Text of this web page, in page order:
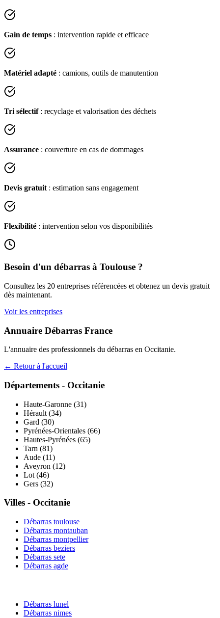
Gain de temps : intervention rapide et efficace
Matériel adapté : camions, outils de manutention
Tri sélectif: recyclage et valorisation des déchets
Assurance : couverture en cas de dommages
Devis gratuit : estimation sans engagement
Flexibilité : intervention selon vos disponibilités
Besoin d'un débarras à Toulouse ?
Consultez les 20 entreprises référencées et obtenez un devis gratuit
dès maintenant.
Voir les entreprises
Annuaire Débarras France
L'annuaire des professionnels du débarras en Occitanie.
← Retour à l'accueil
Départements - Occitanie
Haute-Garonne (31)
Hérault (34)
Gard (30)
Pyrénées-Orientales (66)
Hautes-Pyrénées (65)
Tarn (81)
Aude (11)
Aveyron (12)
Lot (46)
Gers (32)
Villes - Occitanie
Débarras toulouse
Débarras montauban
Débarras montpellier
Débarras beziers
Débarras sete
Débarras agde
Débarras lunel
Débarras nimes